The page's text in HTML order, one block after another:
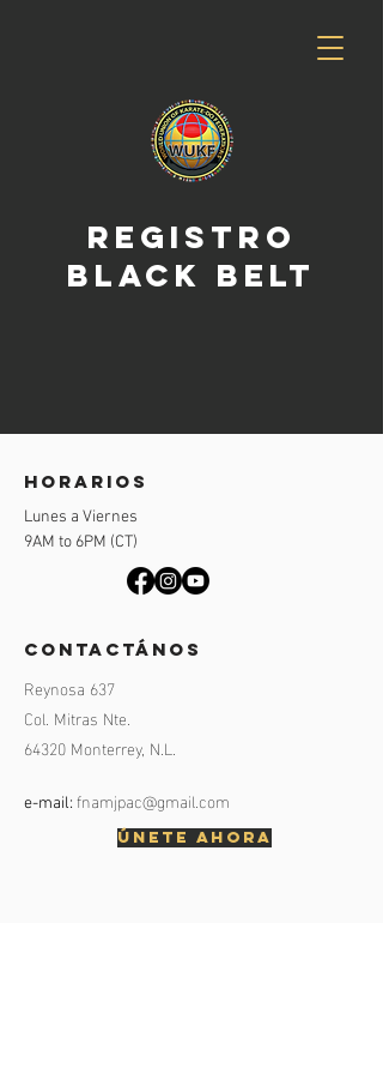
registro
black belt
horarios
Lunes a Viernes
9AM to 6PM (CT)
contactános
Reynosa 637
Col. Mitras Nte.
64320 Monterrey, N.L.
e-mail: fnamjpac@gmail.com
ÚNETE AHORA